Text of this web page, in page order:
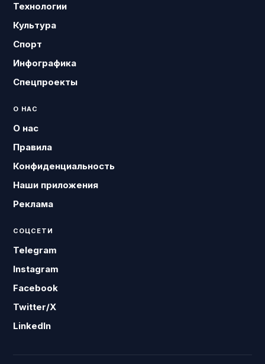
Технологии
Культура
Спорт
Инфографика
Спецпроекты
О НАС
О нас
Правила
Конфиденциальность
Наши приложения
Реклама
СОЦСЕТИ
Telegram
Instagram
Facebook
Twitter/X
LinkedIn